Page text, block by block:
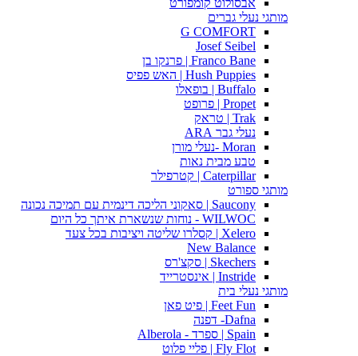
מותגי נעלי גברים
G COMFORT
Josef Seibel
Franco Bane | פרנקו בן
Hush Puppies | האש פפיס
Buffalo | בופאלו
Propet | פרופט
Trak | טראק
נעלי גבר ARA
Moran -נעלי מורן
טבע מבית נאות
Caterpillar | קטרפילר
מותגי ספורט
Saucony | סאקוני הליכה דינמית עם תמיכה נכונה
WILWOC - נוחות שנשארת איתך כל היום
Xelero | קסלרו שליטה ויציבות בכל צעד
New Balance
Skechers | סקצ'רס
Instride | אינסטרייד
מותגי נעלי בית
Feet Fun | פיט פאן
Dafna- דפנה
Spain | ספרד - Alberola
Fly Flot | פליי פלוט